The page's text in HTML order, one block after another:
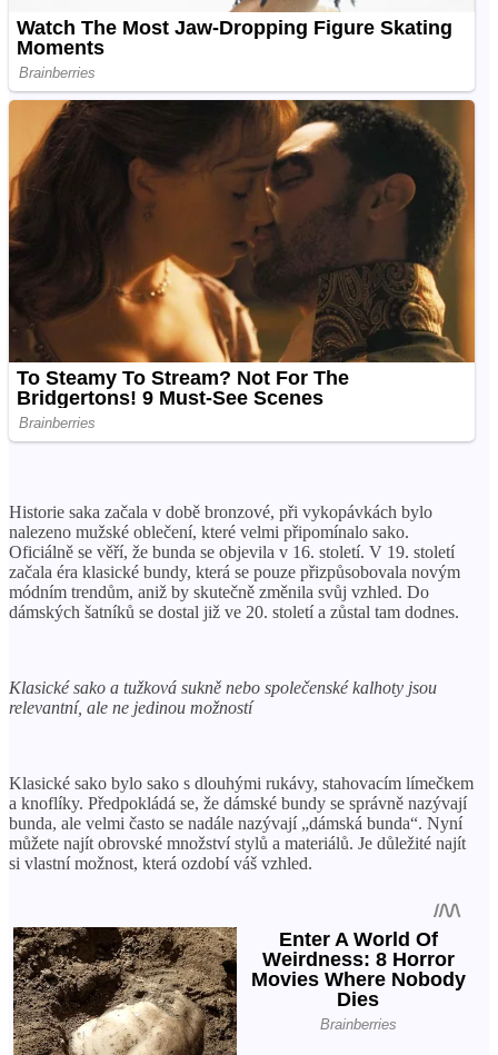
Historie saka začala v době bronzové, při vykopávkách bylo
nalezeno mužské oblečení, které velmi připomínalo sako.
Oficiálně se věří, že bunda se objevila v 16. století. V 19. století
začala éra klasické bundy, která se pouze přizpůsobovala novým
módním trendům, aniž by skutečně změnila svůj vzhled. Do
dámských šatníků se dostal již ve 20. století a zůstal tam dodnes.
Klasické sako a tužková sukně nebo společenské kalhoty jsou
relevantní, ale ne jedinou možností
Klasické sako bylo sako s dlouhými rukávy, stahovacím límečkem
a knoflíky. Předpokládá se, že dámské bundy se správně nazývají
bunda, ale velmi často se nadále nazývají „dámská bunda“. Nyní
můžete najít obrovské množství stylů a materiálů. Je důležité najít
si vlastní možnost, která ozdobí váš vzhled.